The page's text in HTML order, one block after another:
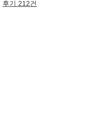
후기 212건